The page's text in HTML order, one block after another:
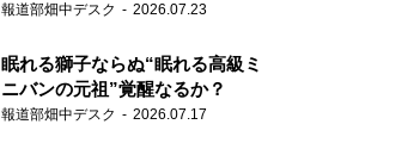
報道部畑中デスク 2026.07.23
眠れる獅子ならぬ“眠れる高級ミ
ニバンの元祖”覚醒なるか？
報道部畑中デスク 2026.07.17